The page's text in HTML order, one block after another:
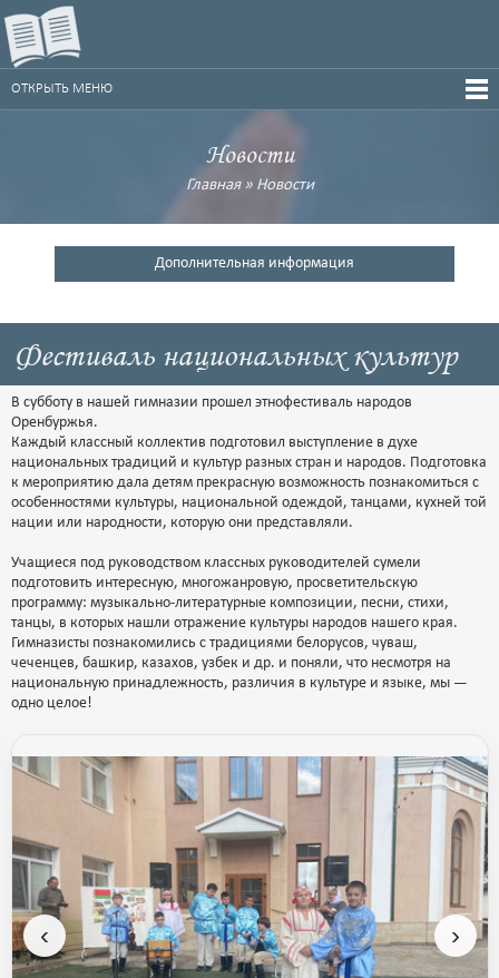
ОТКРЫТЬ МЕНЮ
Новости
Главная» Новости
Дополнительная информация
Фестиваль национальных культур
В субботу в нашей гимназии прошел этнофестиваль народов
Оренбуржья.
Каждый классный коллектив подготовил выступление в духе
национальных традиций и культур разных стран и народов. Подготовка
к мероприятию дала детям прекрасную возможность познакомиться с
особенностями культуры, национальной одеждой, танцами, кухней той
нации или народности, которую они представляли.
Учащиеся под руководством классных руководителей сумели
подготовить интересную, многожанровую, просветительскую
программу: музыкально-литературные композиции, песни, стихи,
танцы, в которых нашли отражение культуры народов нашего края.
Гимназисты познакомились с традициями белорусов, чуваш,
чеченцев, башкир, казахов, узбек и др. и поняли, что несмотря на
национальную принадлежность, различия в культуре и языке, мы —
одно целое!
‹ ›